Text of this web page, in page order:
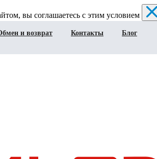
вы соглашаетесь с этим условием
и возврат Контакты
Блог